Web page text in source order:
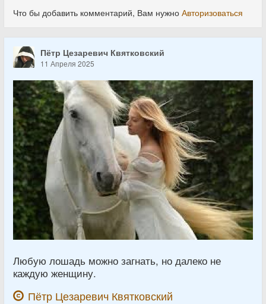
Что бы добавить комментарий, Вам нужно Авторизоваться
Пётр Цезаревич Квятковский
11 Апреля 2025
Любую лошадь можно загнать, но далеко не
каждую женщину.
Пётр Цезаревич Квятковский